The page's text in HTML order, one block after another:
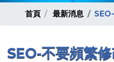
首頁 最新消息
SEO-不要頻繁